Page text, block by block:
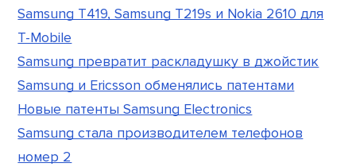
Samsung T419, Samsung T219s и Nokia 2610 для
T-Mobile
Samsung превратит раскладушку в джойстик
Samsung и Ericsson обменялись патентами
Новые патенты Samsung Electronics
Samsung стала производителем телефонов
номер 2